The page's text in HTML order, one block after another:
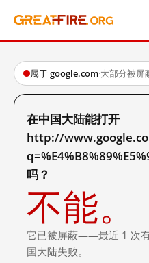
属于 google.com·大部分被屏
在中国大陆能打开
http://
吗？
不能。
它已被屏蔽——最近 1 次
国大陆失败。